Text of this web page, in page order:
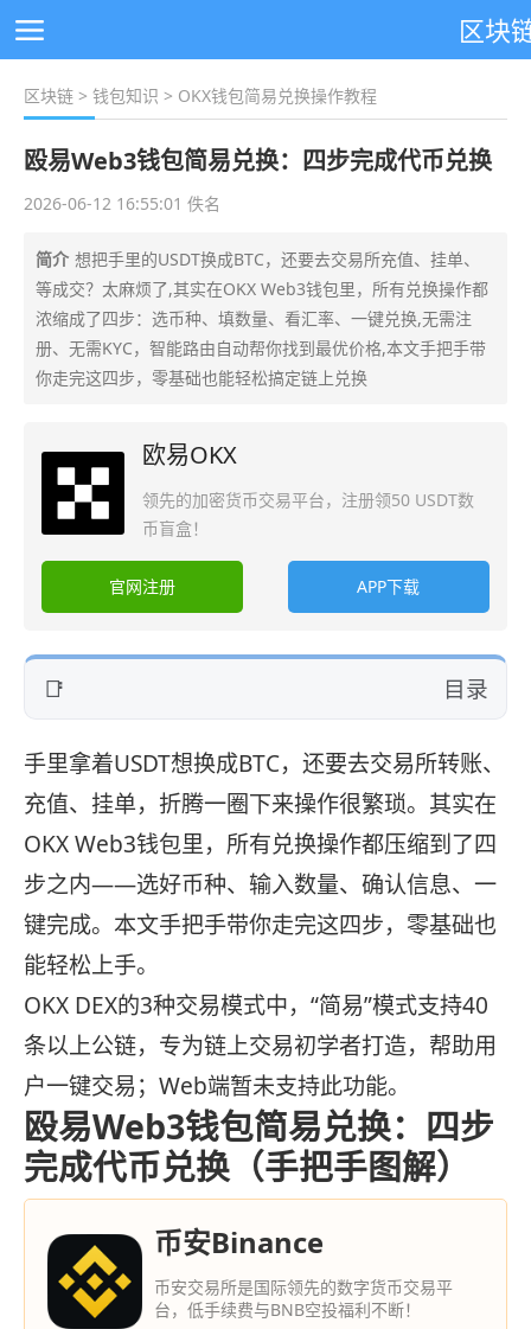
区块
区块链 > 钱包知识 > OKX钱包简易兑换操作教程
殴易Web3钱包简易兑换：四步完成代币兑换
2026-06-12 16:55:01 佚名
简介 想把手里的USDT换成BTC，还要去交易所充值、挂单、
等成交？太麻烦了,其实在OKX Web3钱包里，所有兑换操作都
浓缩成了四步：选币种、填数量、看汇率、一键兑换,无需注
册、无需KYC，智能路由自动帮你找到最优价格,本文手把手带
你走完这四步，零基础也能轻松搞定链上兑换
欧易OKX
领先的加密货币交易平台，注册领50 USDT数
币盲盒！
官网注册 APP下载
目录
手里拿着USDT想换成BTC，还要去交易所转账、
充值、挂单，折腾一圈下来操作很繁琐。其实在
OKX Web3钱包里，所有兑换操作都压缩到了四
步之内——选好币种、输入数量、确认信息、一
键完成。本文手把手带你走完这四步，零基础也
能轻松上手。
OKX DEX的3种交易模式中，“简易”模式支持40
条以上公链，专为链上交易初学者打造，帮助用
户一键交易；Web端暂未支持此功能。
殴易Web3钱包简易兑换：四步
完成代币兑换（手把手图解）
币安Binance
币安交易所是国际领先的数字货币交易平
台，低手续费与BNB空投福利不断！